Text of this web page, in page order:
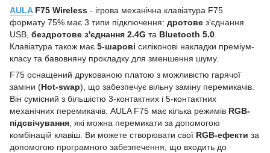
AULAF75 Wireless - ігрова механічна клавіатура F75
формату 75% має 3 типи підключення: дротове з'єднання
USB, бездротове з'єднання 2.4G та Bluetooth 5.0
Клавіатура також має 5-шарові силіконові накладки преміум-
класу та бавовняну прокладку для зменшення шуму.
F75 оснащений друкованою платою з можливістю гарячої
заміни (Hot-swap), що забезпечує вільну заміну перемикачів.
Він сумісний з більшістю 3-контактних і 5-контактних
механічних перемикачів. AULA F75 має кілька режимів RGB-
підсвічування , які можна перемикати за допомогою
комбінацій клавіш. Ви можете створювати свої RGB-ефекти за
допомогою програмного забезпечення, що входить до